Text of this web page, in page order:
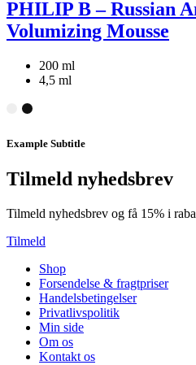
PHILIP B – Russian
Volumizing Mousse
200 ml
4,5 ml
Example Subtitle
Tilmeld nyhedsbrev
Tilmeld nyhedsbrev og få 15% i
Tilmeld
Shop
Forsendelse & fragtpriser
Handelsbetingelser
Privatlivspolitik
Min side
Om os
Kontakt os